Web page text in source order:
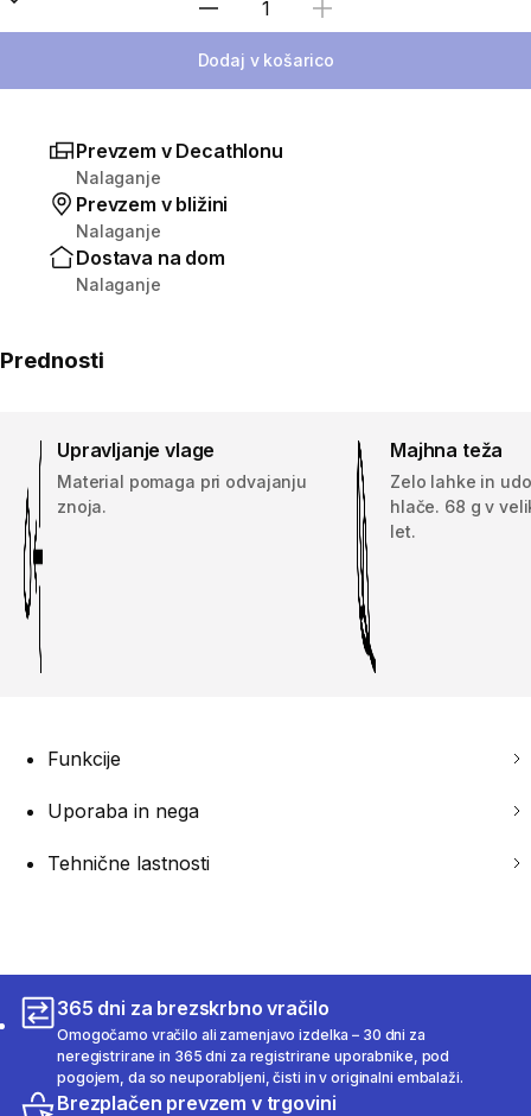
Izberite količino
Dodaj v košarico
Prevzem v Decathlonu
Nalaganje
Prevzem v bližini
Nalaganje
Dostava na dom
Nalaganje
Prednosti
Upravljanje vlage
Material pomaga pri odvajanju
znoja.
Majhna teža
Zelo lahke in
hlače. 68 g v
let.
Funkcije
Uporaba in nega
Tehnične lastnosti
365 dni za brezskrbno vračilo
Omogočamo vračilo ali zamenjavo izdelka – 30 dni za
neregistrirane in 365 dni za registrirane uporabnike, pod
pogojem, da so neuporabljeni, čisti in v originalni embalaži.
Brezplačen prevzem v trgovini